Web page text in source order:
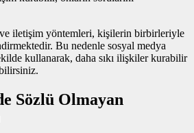
iletişim yöntemleri, kişilerin birbirleriyle
Bu nedenle sosyal medya
kullanarak, daha sıkı ilişkiler kurabilir
Sözlü Olmayan